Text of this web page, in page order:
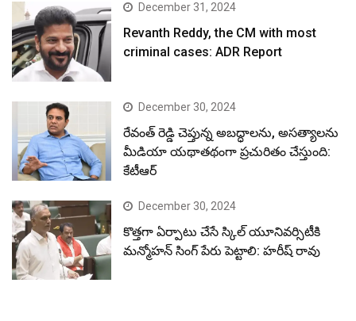
December 31, 2024
Revanth Reddy, the CM with most
criminal cases: ADR Report
December 30, 2024
రేవంత్ రెడ్డి చెప్తున్న అబద్ధాలను, అసత్యాలను
మీడియా యథాతథంగా ప్రచురితం చేస్తుంది:
కేటీఆర్
December 30, 2024
కొత్తగా ఏర్పాటు చేసే స్కిల్ యూనివర్సిటీకి
మన్మోహన్ సింగ్ పేరు పెట్టాలి: హరీష్ రావు